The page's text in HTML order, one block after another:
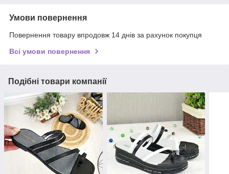
Умови повернення
Повернення товару впродовж 14 днів за рахунок покупця
Всі умови повернення
Подібні товари компанії